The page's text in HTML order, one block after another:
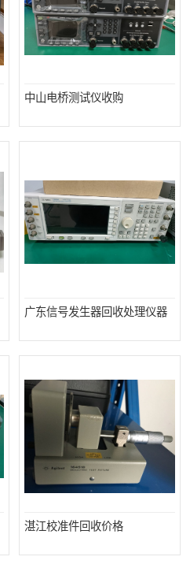
中山电桥测试仪收购
广东信号发生器回收处理仪器
湛江校准件回收价格